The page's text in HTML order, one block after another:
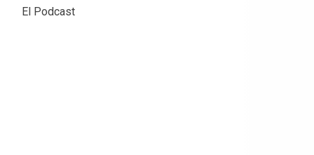
El Podcast